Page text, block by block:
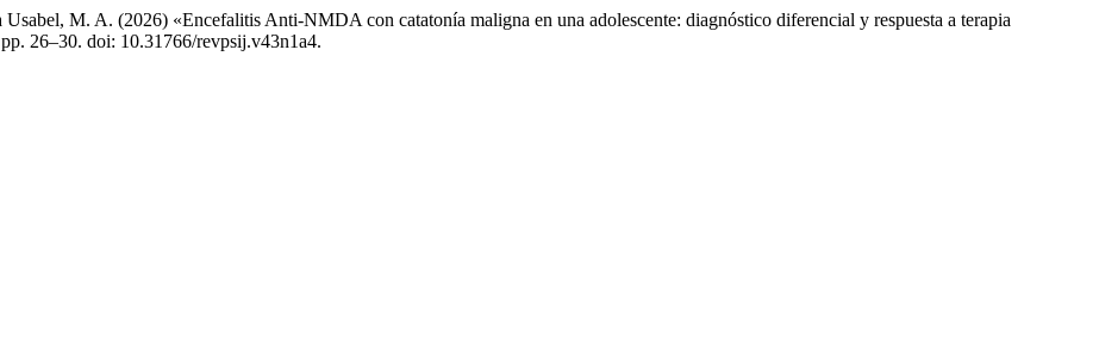
M. A. (2026) «Encefalitis Anti-NMDA con catatonía maligna en una adolescente: diagnóstico diferencial y respuesta a terapia
26–30. doi: 10.31766/revpsij.v43n1a4.